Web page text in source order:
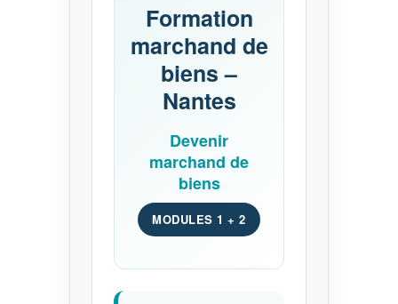
Formation
marchand de
biens –
Nantes
Devenir
marchand de
biens
MODULES 1 + 2